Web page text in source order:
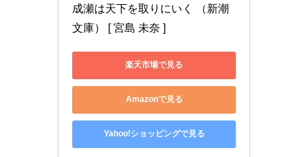
成瀬は天下を取りにいく （新潮
文庫） [ 宮島 未奈 ]
楽天市場で見る
Amazonで見る
Yahoo!ショッピングで見る